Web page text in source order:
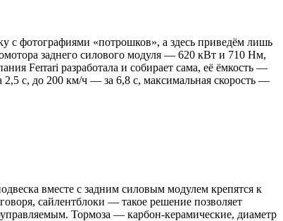
с фотографиями «потрошков», а здесь приведём лишь
заднего силового модуля — 620 кВт и 710 Нм,
Ferrari разработала и собирает сама, её ёмкость —
2,5 с, до 200 км/ч — за 6,8 с, максимальная скорость —
вместе с задним силовым модулем крепятся к
сайлентблоки — такое решение позволяет
Тормоза — карбон-керамические, диаметр